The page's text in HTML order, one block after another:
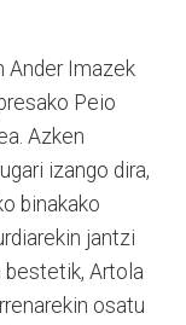
Ander Imazek
Peio
Azken
izango dira,
binakako
jantzi
bestetik, Artola
osatu